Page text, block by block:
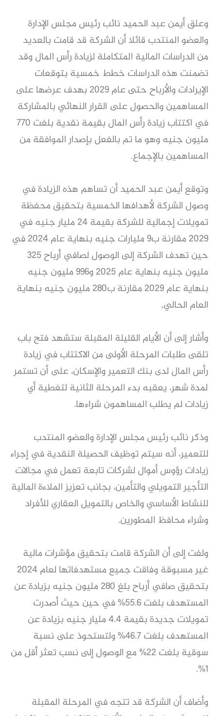
وعلق أيمن عبد الحميد نائب رئيس مجلس الإدارة
والعضو المنتدب قائلا أن الشركة قد قامت بالعديد
من الدراسات المالية المتكاملة لزيادة رأس المال وقد
تضمنت هذه الدراسات خطط خمسية بتوقعات
الإيرادات والأرباح حتى عام 2029 بهدف عرضها على
المساهمين والحصول على القرار النهائي بالمشاركة
في اكتتاب زيادة رأس المال بقيمة نقدية بلغت 770
مليون جنيه وهو ما تم بالفعل بإصدار الموافقة من
المساهمين بالإجماع.
وتوقع أيمن عبد الحميد أن تساهم هذه الزيادة في
وصول الشركة لأهدافها الخمسية بتحقيق محفظة
تمويلات إجمالية للشركة بقيمة 24 مليار جنيه في
2029 مقارنة ب9 مليارات جنيه بنهاية عام 2024 في
حين تهدف الشركة إلى الوصول لصافي أرباح 325
مليون جنيه بنهاية عام 2025 و996 مليون جنيه
بنهاية عام 2029 مقارنة ب280 مليون جنيه بنهاية
العام الحالي,
وأشار إلى أن الأيام القليلة المقبلة ستشهد فتح باب
تلقى طلبات المرحلة الأولى من الاكتتاب في زيادة
رأس المال لدى بنك التعمير والإسكان، على أن تستمر
لمدة شهر، يعقبه بدء المرحلة الثانية لتغطية أي
زيادات لم يطلب المساهمون شراءها.
وذكر نائب رئيس مجلس الإدارة والعضو المنتدب
للتعمير، أنه سيتم توظيف الحصيلة النقدية في إجراء
زيادات رؤوس أموال لشركات تابعة تعمل في مجالات
التأجير التمويلي والتأمين، بجانب تعزيز الملاءة المالية
للنشاط الأساسي والخاص بالتمويل العقاري للأفراد
وشراء محافظ المطورين.
ولفت إلى أن الشركة قامت بتحقيق مؤشرات مالية
غير مسبوقة وفاقت جميع مستهدفاتها لعام 2024
بتحقيق صافي أرباح بلغ 280 مليون جنيه بزيادة عن
المستهدف بلغت 55.6% في حين حيث أصدرت
تمويلات جديدة بقيمة 4.4 مليار جنيه بزيادة عن
المستهدف بلغت 46.7% ولتستحوذ على نسبة
سوقية بلغت 22% مع الوصول إلى نسب تعثر أقل من
1%.
وأضاف أن الشركة قد تتجه في المرحلة المقبلة